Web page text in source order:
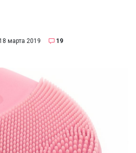
18 марта 2019 19